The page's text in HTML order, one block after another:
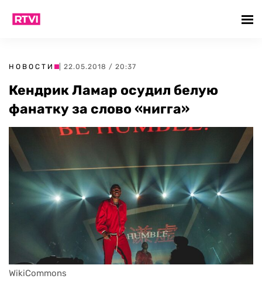
НОВОСТИ | 22.05.2018 / 20:37
Кендрик Ламар осудил белую
фанатку за слово «нигга»
WikiCommons